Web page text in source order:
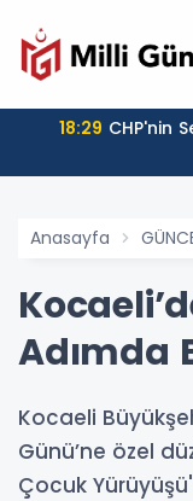
18:29
Anasayfa
Adımda
Kocaeli
Günü’ne özel
Çocuk